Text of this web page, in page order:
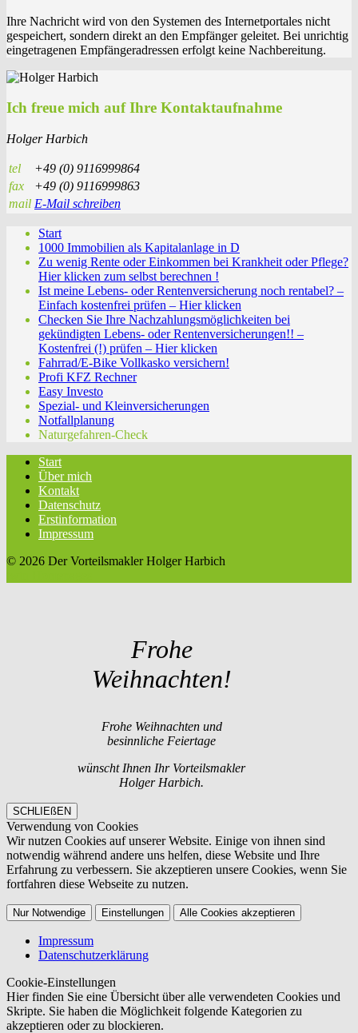
Ihre Nachricht wird von den Systemen des Internetportales nicht
gespeichert, sondern direkt an den Empfänger geleitet. Bei unrichtig
eingetragenen Empfängeradressen erfolgt keine Nachbereitung.
Ich freue mich auf Ihre Kontaktaufnahme
Holger Harbich
tel
+49 (0) 9116999864
fax
+49 (0) 9116999863
mail E-Mail schreiben
Start
1000 Immobilien als Kapitalanlage in D
Zu wenig Rente oder Einkommen bei Krankheit oder Pflege?
Hier klicken zum selbst berechnen !
Ist meine Lebens- oder Rentenversicherung noch rentabel? –
Einfach kostenfrei prüfen – Hier klicken
Checken Sie Ihre Nachzahlungsmöglichkeiten bei
gekündigten Lebens- oder Rentenversicherungen!! –
Kostenfrei (!) prüfen – Hier klicken
Fahrrad/E-Bike Vollkasko versichern!
Profi KFZ Rechner
Easy Investo
Spezial- und Kleinversicherungen
Notfallplanung
Naturgefahren-Check
Start
Über mich
Kontakt
Datenschutz
Erstinformation
Impressum
© 2026 Der Vorteilsmakler Holger Harbich
Frohe
Weihnachten!
Frohe Weihnachten und
besinnliche Feiertage
wünscht Ihnen Ihr Vorteilsmakler
Holger Harbich.
SCHLIEßEN
Verwendung von Cookies
Wir nutzen Cookies auf unserer Website. Einige von ihnen sind
notwendig während andere uns helfen, diese Website und Ihre
Erfahrung zu verbessern. Sie akzeptieren unsere Cookies, wenn Sie
fortfahren diese Webseite zu nutzen.
Nur Notwendige Einstellungen Alle Cookies akzeptieren
Impressum
Datenschutzerklärung
Cookie-Einstellungen
Hier finden Sie eine Übersicht über alle verwendeten Cookies und
Skripte. Sie haben die Möglichkeit folgende Kategorien zu
akzeptieren oder zu blockieren.